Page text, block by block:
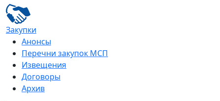
Закупки
Анонсы
Перечни закупок МСП
Извещения
Договоры
Архив